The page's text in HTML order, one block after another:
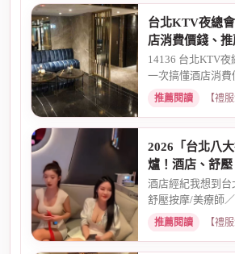
台北KTV夜總
店消費價錢、
紹一次看懂
14136 台北KTV夜
一次搞懂酒店消費
喝酒介紹。從基
推薦閱讀 【禮服酒店消
2026「台北八
爐！酒店、舒
紀人推薦
酒店經紀我想到
舒壓按摩/美療師／
天數可自選) 特種
推薦閱讀 【禮服酒店消